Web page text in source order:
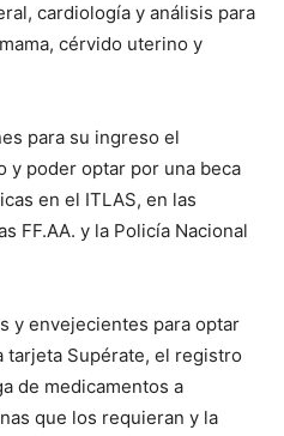
cardiología y análisis para
cérvido uterino y
para su ingreso el
y poder optar por una beca
en el ITLAS, en las
FF.AA. y la Policía Nacional
y envejecientes para optar
tarjeta Supérate, el registro
de medicamentos a
que los requieran y la